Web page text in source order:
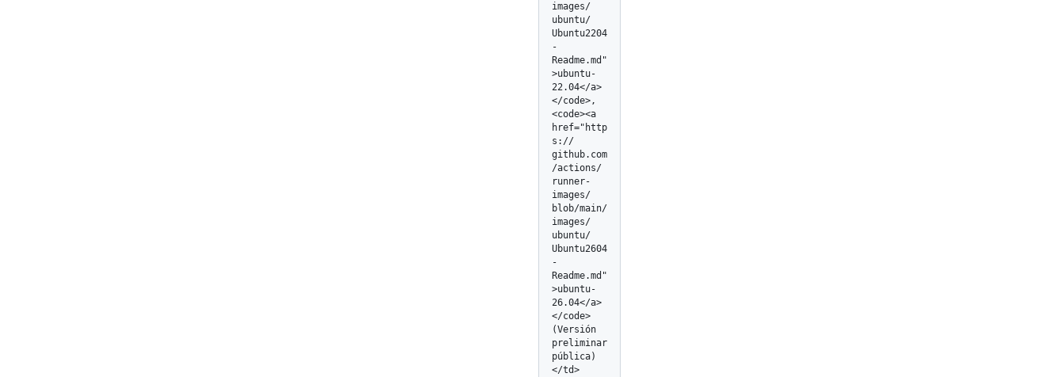
images/
ubuntu/
Ubuntu2204
-
Readme.md"
>ubuntu-
22.04</a>
</code>,
<code><a
href="http
s://
github.com
/actions/
runner-
images/
blob/main/
images/
ubuntu/
Ubuntu2604
-
Readme.md"
>ubuntu-
26.04</a>
</code>
(Versión
preliminar
pública)
</td>